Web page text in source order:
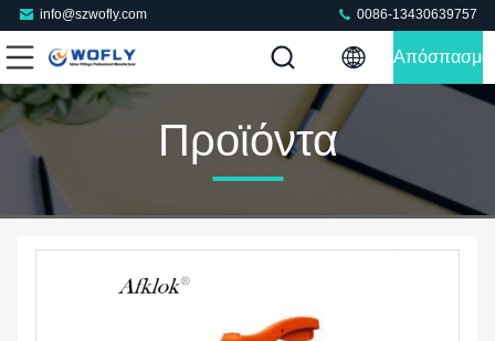
info@szwofly.com 0086-13430639757
Απόσπασμα
Προϊόντα